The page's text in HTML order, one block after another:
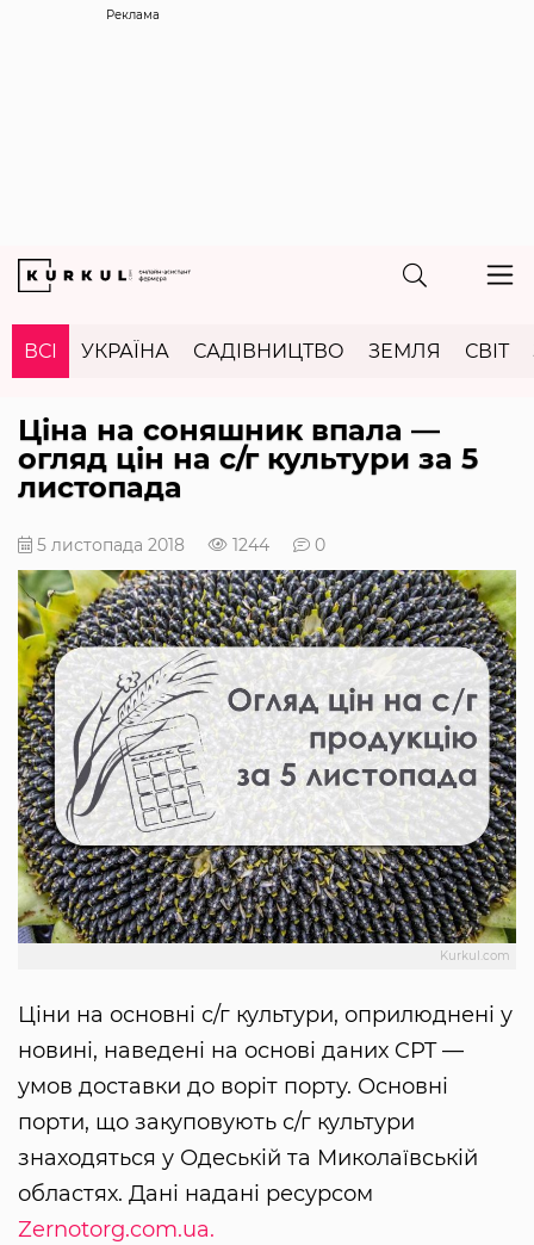
Реклама
ВСІ УКРАЇНА САДІВНИЦТВО ЗЕМЛЯ СВІТ
Ціна на соняшник впала —
огляд цін на с/г культури за 5
листопада
5 листопада 2018 1244 0
Kurkul.com
Ціни на основні с/г культури, оприлюднені у
новині, наведені на основі даних CPT —
умов доставки до воріт порту. Основні
порти, що закуповують с/г культури
знаходяться у Одеській та Миколаївській
областях. Дані надані ресурсом
Zernotorg.com.ua.